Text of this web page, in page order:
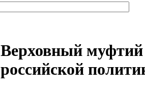
Верховный
российской